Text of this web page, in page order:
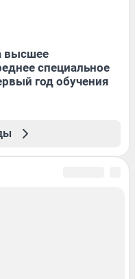
высшее
специальное
год обучения